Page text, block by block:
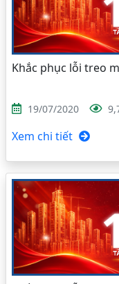
Khắc phục lỗi treo
19/07/2020
Xem chi tiết